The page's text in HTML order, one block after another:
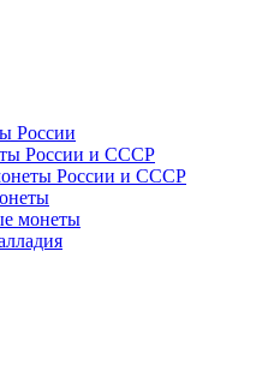
России
России и СССР
России и СССР
монеты